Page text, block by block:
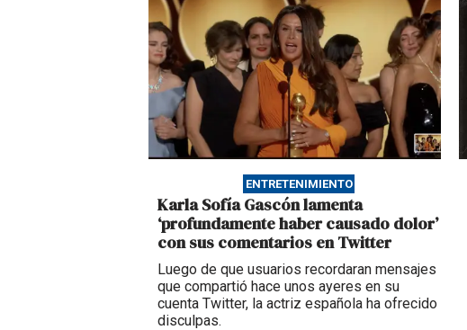
ENTRETENIMIENTO
Karla Sofía Gascón lamenta
‘profundamente haber causado dolor’
con sus comentarios en Twitter
Luego de que usuarios recordaran mensajes
que compartió hace unos ayeres en su
cuenta Twitter, la actriz española ha ofrecido
disculpas.